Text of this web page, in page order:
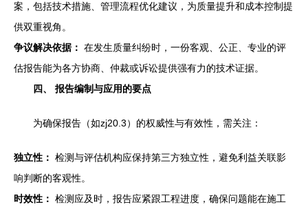
案，包括技术措施、管理流程优化建议，为质量提升和成本控制提
供双重视角。
争议解决依据： 在发生质量纠纷时，一份客观、公正、专业的评
估报告能为各方协商、仲裁或诉讼提供强有力的技术证据。
四、 报告编制与应用的要点
为确保报告（如zj20.3）的权威性与有效性，需关注：
独立性： 检测与评估机构应保持第三方独立性，避免利益关联影
响判断的客观性。
时效性： 检测应及时，报告应紧跟工程进度，确保问题能在施工